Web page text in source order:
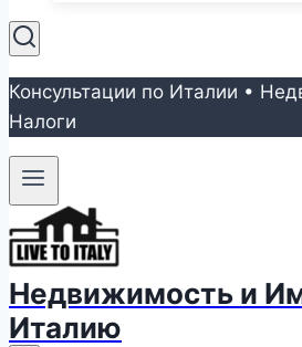
Консультации по Италии •
Налоги
Недвижимость и
Италию